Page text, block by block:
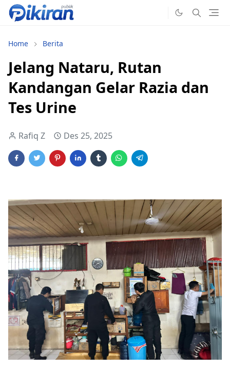
Home Berita
Jelang Nataru, Rutan
Kandangan Gelar Razia dan
Tes Urine
Rafiq Z Des 25, 2025